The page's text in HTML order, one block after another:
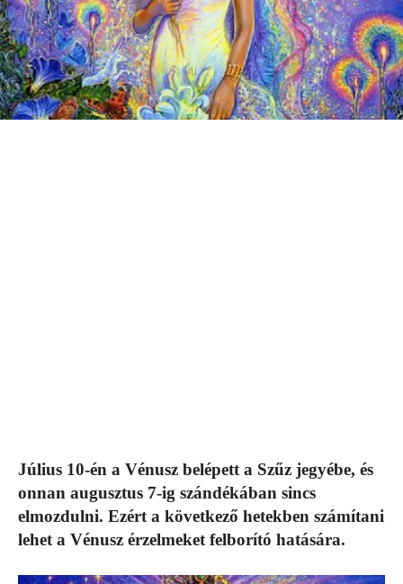
Július 10-én a Vénusz belépett a Szűz jegyébe, és
onnan augusztus 7-ig szándékában sincs
elmozdulni. Ezért a következő hetekben számítani
lehet a Vénusz érzelmeket felborító hatására.